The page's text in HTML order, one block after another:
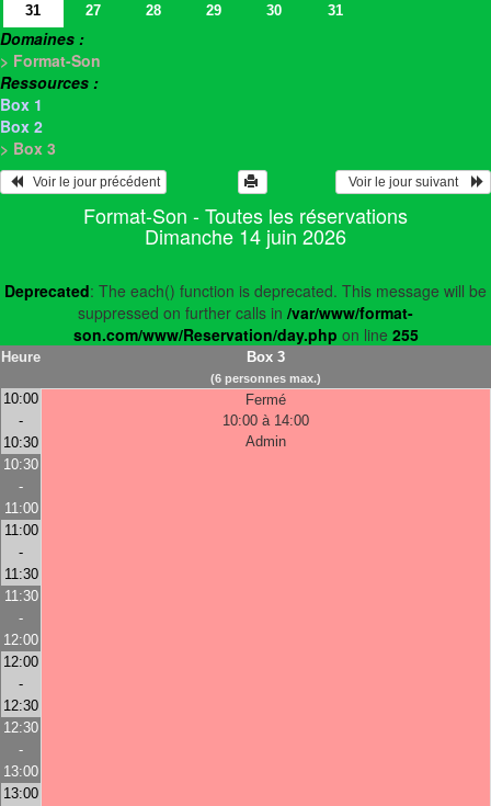
31
27 28 29 30 31
Domaines :
> Format-Son
Ressources :
Box 1
Box 2
> Box 3
   Voir le jour précédent
  Voir le jour suivant
Format-Son - Toutes les réservations
Dimanche 14 juin 2026
Deprecated: The each() function is deprecated. This message will be
suppressed on further calls in /var/www/format-
son.com/www/Reservation/day.php on line 255
Heure Box 3
(6 personnes max.)
10:00
-
10:30
Fermé
10:00 à 14:00
Admin
10:30
-
11:00
11:00
-
11:30
11:30
-
12:00
12:00
-
12:30
12:30
-
13:00
13:00